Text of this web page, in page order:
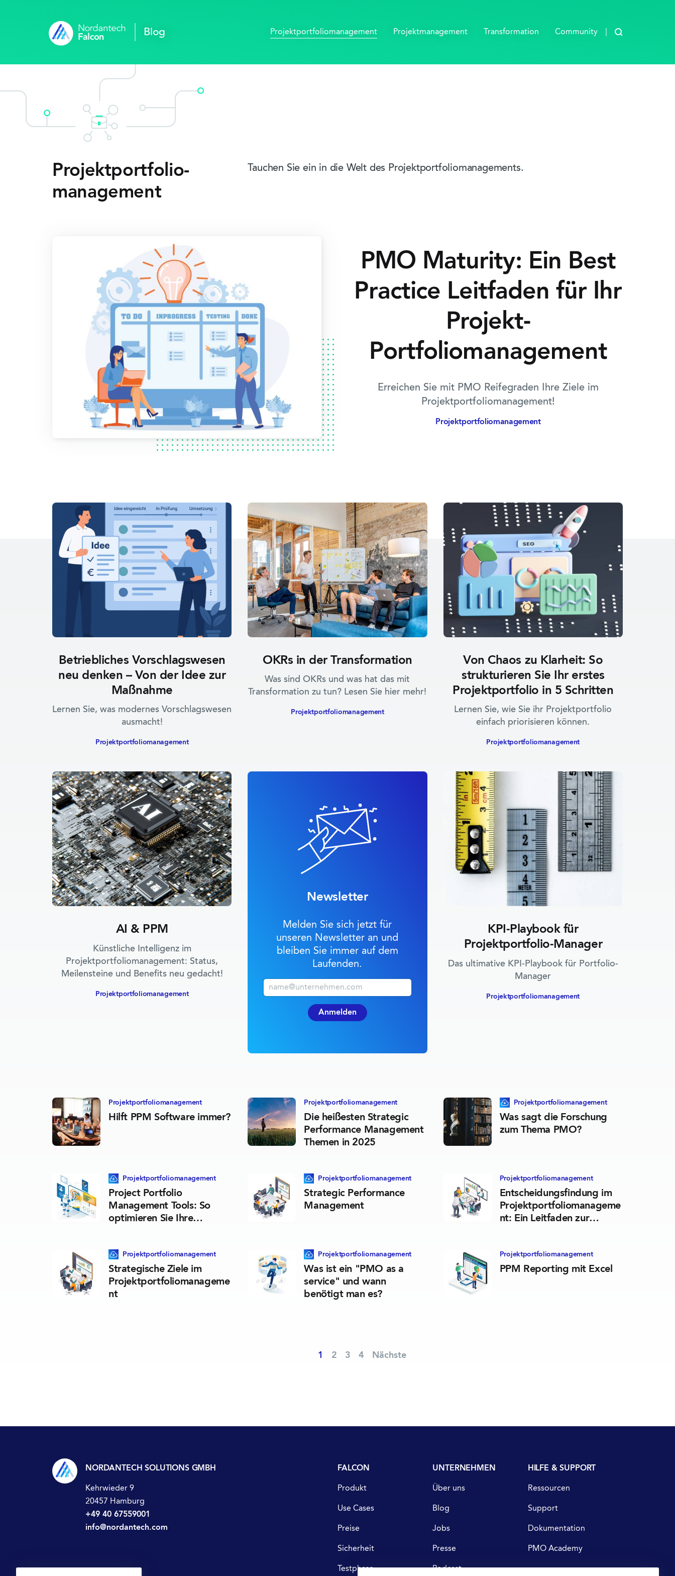
Blog Projektportfolio­management Projektmanagement Transformation Community Blog
Projektportfolio­
management
Tauchen Sie ein in die Welt des Projektportfoliomanagements.
PMO Maturity: Ein Best
Practice Leitfaden für Ihr
Projekt-
Portfoliomanagement
Erreichen Sie mit PMO Reifegraden Ihre Ziele im
Projektportfoliomanagement!
Projektportfolio­management
Betriebliches Vorschlagswesen
neu denken – Von der Idee zur
Maßnahme
Lernen Sie, was modernes Vorschlagswesen
ausmacht!
Projektportfolio­management
OKRs in der Transformation
Was sind OKRs und was hat das mit
Transformation zu tun? Lesen Sie hier mehr!
Projektportfolio­management
Von Chaos zu Klarheit: So
strukturieren Sie Ihr erstes
Projektportfolio in 5 Schritten
Lernen Sie, wie Sie ihr Projektportfolio
einfach priorisieren können.
Projektportfolio­management
AI & PPM
Künstliche Intelligenz im
Projektportfoliomanagement: Status,
Meilensteine und Benefits neu gedacht!
Projektportfolio­management
Newsletter
Melden Sie sich jetzt für
unseren Newsletter an und
bleiben Sie immer auf dem
Laufenden.
E-Mail (geschäftlich)
Anmelden
KPI-Playbook für
Projektportfolio-Manager
Das ultimative KPI-Playbook für Portfolio-
Manager
Projektportfolio­management
Hilft PPM Software immer?
Projektportfolio­management
Die heißesten Strategic
Performance Management
Themen in 2025
Projektportfolio­management
Was sagt die Forschung
zum Thema PMO?
Dieser Blogpost beinhaltet eine herunterladbare
Projektportfolio­management
Project Portfolio
Management Tools: So
optimieren Sie Ihre
Dieser Blogpost beinhaltet eine herunterladbare Ressource
Projektportfolio­management
Strategic Performance
Management
Dieser Blogpost beinhaltet eine herunterladbare Ressource
Projektportfolio­management
Entscheidungsfindung im
Projektportfoliomanageme
nt: Ein Leitfaden zur
Projektportfolio­management
Strategische Ziele im
Projektportfoliomanageme
nt
Dieser Blogpost beinhaltet eine herunterladbare Ressource
Projektportfolio­management
Was ist ein "PMO as a
service" und wann
benötigt man es?
Dieser Blogpost beinhaltet eine herunterladbare Ressource
Projektportfolio­management
PPM Reporting mit Excel
Projektportfolio­management
1 2 3 4 Nächste
NORDANTECH SOLUTIONS GMBH
Kehrwieder 9
20457 Hamburg
+49 40 67559001
info@nordantech.com
FALCON
Produkt
Use Cases
Preise
Sicherheit
Testphase
UNTERNEHMEN
Über uns
Blog
Jobs
Presse
Podcast
HILFE & SUPPORT
Ressourcen
Support
Dokumentation
PMO Academy